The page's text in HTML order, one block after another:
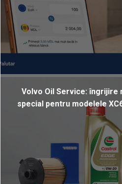
Volvo Oil Service: îngrijire
special pentru modelele